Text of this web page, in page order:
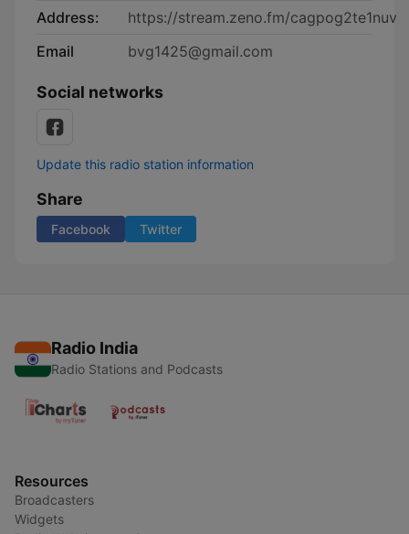
Address:
https://stream.zeno.fm/cagpog2te1nuv
Email
bvg1425@gmail.com
Social networks
Update this radio station information
Share
Facebook Twitter
Radio India
Radio Stations and Podcasts
Resources
Broadcasters
Widgets